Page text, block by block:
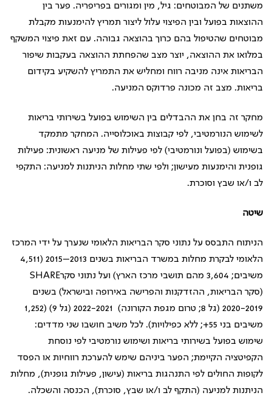
משתנים של המבוטחים: גיל, מין ומגורים בפריפריה. פער בין
ההוצאות בפועל ובין הפיצוי עלול ליצור תמריץ להימנעות מקבלת
מבוטחים שהטיפול בהם כרוך בהוצאה גבוהה. עם זאת פיצוי המשקף
במלואו את ההוצאה, יוצר מצב שהפחתת ההוצאה בעקבות שיפור
הבריאות אינה מניבה רווח ומחליש את התמריץ להשקיע בקידום
בריאות. מצב זה מכונה פרדוקס המניעה.
מחקר זה בחן את ההבדלים בין השימוש בפועל בשירותי בריאות
לשימוש הנורמטיבי, לפי קבוצות באוכלוסייה. המחקר מתמקד
בשימוש (בפועל ונורמטיבי) לפי פעילות של מניעה ראשונית: פעילות
גופנית והימנעות מעישון; ולפי שתי מחלות הניתנות למניעה: התקפי
לב ו/או שבץ וסוכרת.
שיטה
הניתוח התבסס על נתוני סקר הבריאות הלאומי שנערך על ידי המרכז
הלאומי לבקרת מחלות במשרד הבריאות בשנים 2013–2015 (4,511
(סקר הבריאות, ההזדקנות והפרישה באירופה ובישראל) בשנים
2020-2019 (גל 8; טרום מגפת הקורונה) 2022-2021 (גל 9) (1,252
משיבים בני 55+; ללא כפילויות). לכל משיב חושבו שני מדדים:
שימוש בפועל בשירותי בריאות ושימוש נורמטיבי לפי נוסחת
הקפיטציה הקיימת; הפער ביניהם שימש להערכת רווחיות או הפסד
לקופות החולים לפי התנהגות בריאות (עישון, פעילות גופנית), מחלות
הניתנות למניעה (התקף לב ו/או שבץ, סוכרת), הכנסה והשכלה.